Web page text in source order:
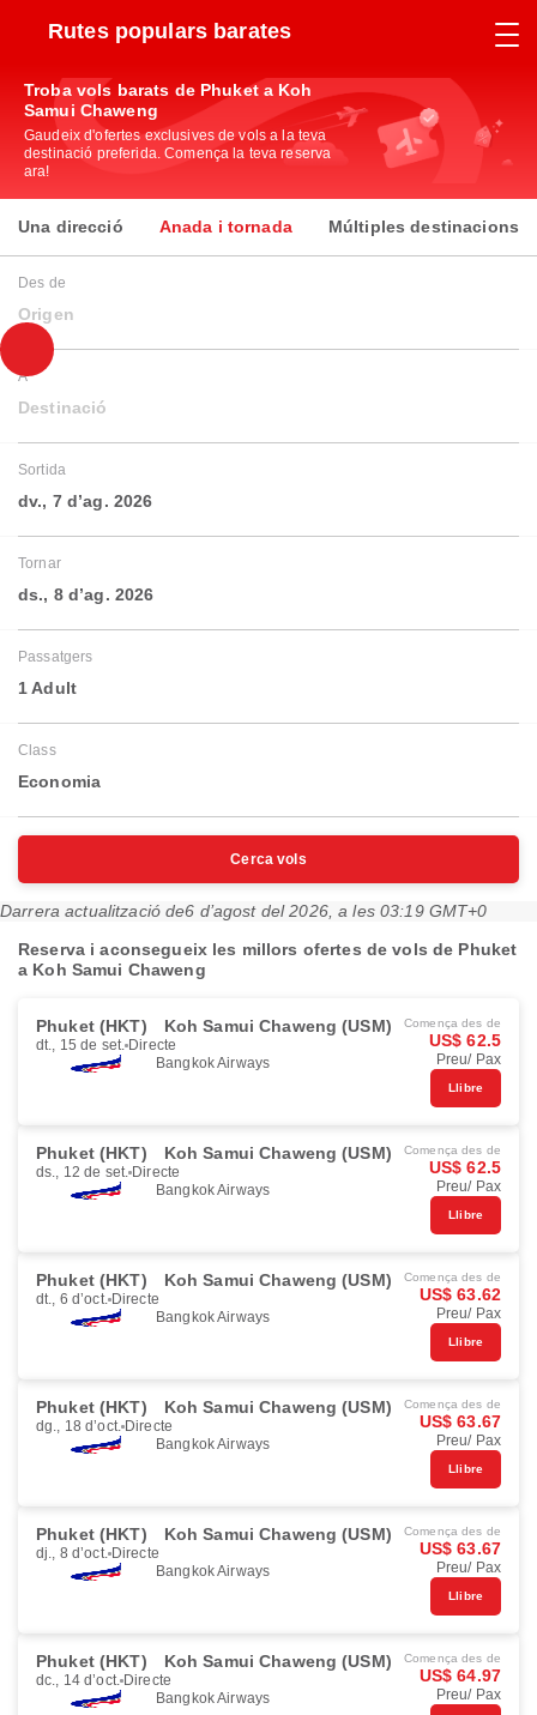
Rutes populars barates
Troba vols barats de Phuket a Koh
Samui Chaweng
Gaudeix d'ofertes exclusives de vols a la teva
destinació preferida. Comença la teva reserva
ara!
Una direcció Anada i tornada Múltiples destinacions
Des de
Origen
A
Destinació
Sortida
dv., 7 d’ag. 2026
Tornar
ds., 8 d’ag. 2026
Passatgers
1 Adult
Class
Economia
Cerca vols
Darrera actualització de6 d’agost del 2026, a les 03:19 GMT+0
Reserva i aconsegueix les millors ofertes de vols de Phuket
a Koh Samui Chaweng
Phuket (HKT) Koh Samui Chaweng (USM)
dt., 15 de set. Directe
Bangkok Airways
Comença des de
US$ 62.5
Preu/ Pax
Llibre
Phuket (HKT) Koh Samui Chaweng (USM)
ds., 12 de set. Directe
Bangkok Airways
Comença des de
US$ 62.5
Preu/ Pax
Llibre
Phuket (HKT) Koh Samui Chaweng (USM)
dt., 6 d’oct. Directe
Bangkok Airways
Comença des de
US$ 63.62
Preu/ Pax
Llibre
Phuket (HKT) Koh Samui Chaweng (USM)
dg., 18 d’oct. Directe
Bangkok Airways
Comença des de
US$ 63.67
Preu/ Pax
Llibre
Phuket (HKT) Koh Samui Chaweng (USM)
dj., 8 d’oct. Directe
Bangkok Airways
Comença des de
US$ 63.67
Preu/ Pax
Llibre
Phuket (HKT) Koh Samui Chaweng (USM)
dc., 14 d’oct. Directe
Bangkok Airways
Comença des de
US$ 64.97
Preu/ Pax